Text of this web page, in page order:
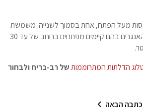
מעל הפתח, אחת בסמוך לשנייה. משמשת
במבני תעשיה, מחסנים, האנגרים בהם קיימים מפתחים ברוחב של עד 30
הדלתות המתרוממותשל רב-בריחולבחור
הבאה